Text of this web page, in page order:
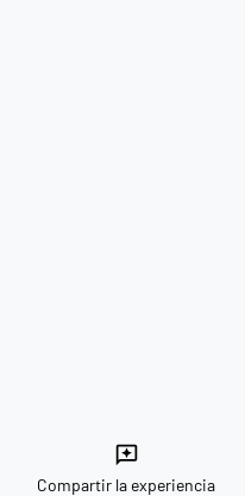
reviews
Compartir la experiencia